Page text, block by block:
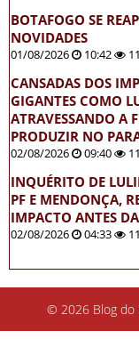
BOTAFOGO SE
NOVIDADES
01/08/2026 10:42
CANSADAS DOS
GIGANTES COMO
ATRAVESSANDO A
PRODUZIR NO
02/08/2026 09:40
INQUÉRITO DE
PF E MENDONÇA,
IMPACTO ANTES
02/08/2026 04:33
© 2026 Blog do